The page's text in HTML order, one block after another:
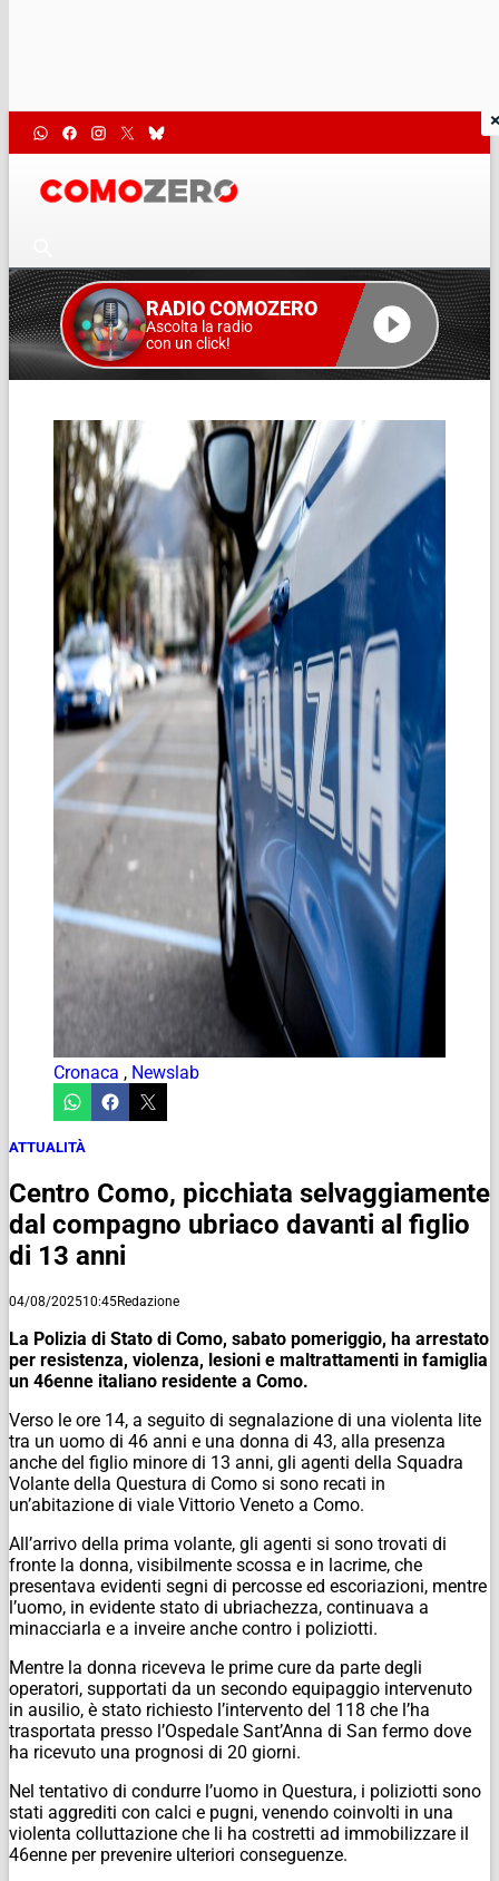
RADIO COMOZERO
Ascolta la radio
con un click!
Cronaca , Newslab
ATTUALITÀ
Centro Como, picchiata selvaggiamente
dal compagno ubriaco davanti al figlio
di 13 anni
04/08/202510:45Redazione
La Polizia di Stato di Como, sabato pomeriggio, ha arrestato
per resistenza, violenza, lesioni e maltrattamenti in famiglia
un 46enne italiano residente a Como.
Verso le ore 14, a seguito di segnalazione di una violenta lite
tra un uomo di 46 anni e una donna di 43, alla presenza
anche del figlio minore di 13 anni, gli agenti della Squadra
Volante della Questura di Como si sono recati in
un’abitazione di viale Vittorio Veneto a Como.
All’arrivo della prima volante, gli agenti si sono trovati di
fronte la donna, visibilmente scossa e in lacrime, che
presentava evidenti segni di percosse ed escoriazioni, mentre
l’uomo, in evidente stato di ubriachezza, continuava a
minacciarla e a inveire anche contro i poliziotti.
Mentre la donna riceveva le prime cure da parte degli
operatori, supportati da un secondo equipaggio intervenuto
in ausilio, è stato richiesto l’intervento del 118 che l’ha
trasportata presso l’Ospedale Sant’Anna di San fermo dove
ha ricevuto una prognosi di 20 giorni.
Nel tentativo di condurre l’uomo in Questura, i poliziotti sono
stati aggrediti con calci e pugni, venendo coinvolti in una
violenta colluttazione che li ha costretti ad immobilizzare il
46enne per prevenire ulteriori conseguenze.